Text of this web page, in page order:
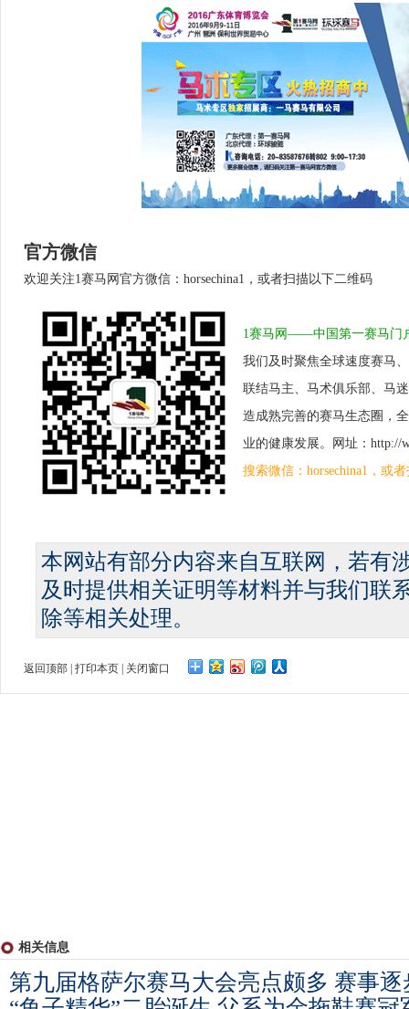
官方微信
欢迎关注1赛马网官方微信：horsechina1，或者扫描以下二维码
1赛马网——中国第一赛马门
我们及时聚焦全球速度赛马
联结马主、马术俱乐部、马
造成熟完善的赛马生态圈，
业的健康发展。网址：http://
搜索微信：horsechina1，或
本网站有部分内容来自互联网，若有
及时提供相关证明等材料并与我们联
除等相关处理。
返回顶部 打印本页 关闭窗口
相关信息
第九届格萨尔赛马大会亮点颇多 赛事